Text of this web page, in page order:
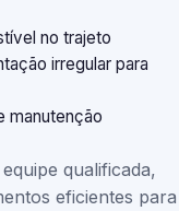
no trajeto
irregular para
manutenção
qualificada,
eficientes para